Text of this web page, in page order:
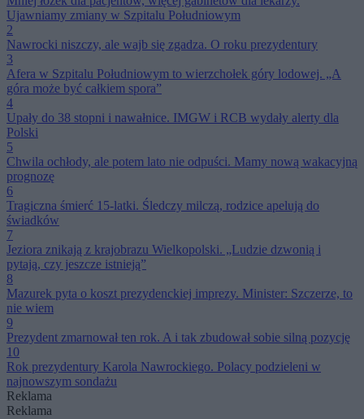
Ujawniamy zmiany w Szpitalu Południowym
2
Nawrocki niszczy, ale wajb się zgadza. O roku prezydentury
3
Afera w Szpitalu Południowym to wierzchołek góry lodowej. „A
góra może być całkiem spora”
4
Upały do 38 stopni i nawałnice. IMGW i RCB wydały alerty dla
Polski
5
Chwila ochłody, ale potem lato nie odpuści. Mamy nową wakacyjną
prognozę
6
Tragiczna śmierć 15-latki. Śledczy milczą, rodzice apelują do
świadków
7
Jeziora znikają z krajobrazu Wielkopolski. „Ludzie dzwonią i
pytają, czy jeszcze istnieją”
8
Mazurek pyta o koszt prezydenckiej imprezy. Minister: Szczerze, to
nie wiem
9
Prezydent zmarnował ten rok. A i tak zbudował sobie silną pozycję
10
Rok prezydentury Karola Nawrockiego. Polacy podzieleni w
najnowszym sondażu
Reklama
Reklama